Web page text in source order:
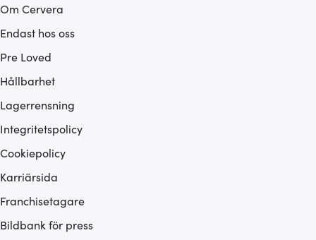
Om Cervera
Endast hos oss
Pre Loved
Hållbarhet
Lagerrensning
Integritetspolicy
Cookiepolicy
Karriärsida
Franchisetagare
Bildbank för press